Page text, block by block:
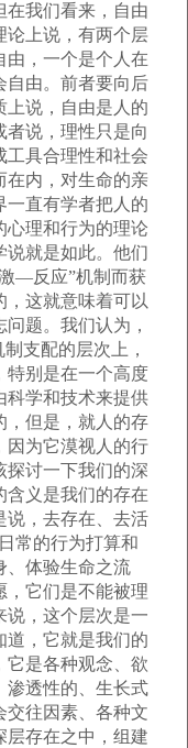
我们看来，自由
论上说，有两个层
由，一个是个人在
自由。前者要向后
上说，自由是人的
者说，理性只是向
工具合理性和社会
在内，对生命的亲
一直有学者把人的
心理和行为的理论
说就是如此。他们
—反应”机制而获
，这就意味着可以
题。我们认为，
支配的层次上，
特别是在一个高度
科学和技术来提供
，但是，就人的存
因为它漠视人的行
探讨一下我们的深
含义是我们的存在
说，去存在、去活
常的行为打算和
、体验生命之流
，它们是不能被理
说，这个层次是一
道，它就是我们的
它是各种观念、欲
渗透性的、生长式
交往因素、各种文
层存在之中，组建